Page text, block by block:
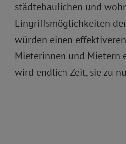
städtebaulichen und
Eingriffsmöglichkeiten
würden einen
Mieterinnen und Mietern
wird endlich Zeit, sie zu